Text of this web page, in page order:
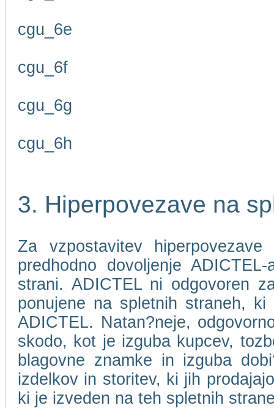
cgu_6e
cgu_6f
cgu_6g
cgu_6h
3. Hiperpovezave na
Za vzpostavitev
predhodno dovoljenje
strani. ADICTEL ni odgovoren
ponujene na spletnih straneh,
ADICTEL. Natan?neje,
skodo, kot je izguba kupcev,
blagovne znamke in izguba
izdelkov in storitev, ki jih
ki je izveden na teh spletnih